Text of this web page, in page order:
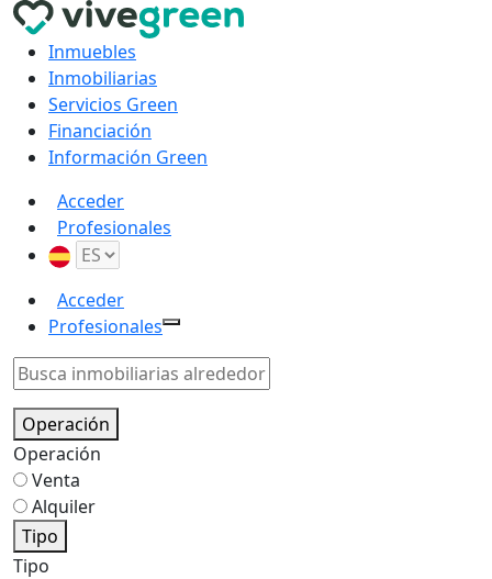
Inmuebles
Inmobiliarias
Servicios Green
Financiación
Información Green
Acceder
Profesionales
Acceder
Profesionales
Operación
Operación
Venta
Alquiler
Tipo
Tipo